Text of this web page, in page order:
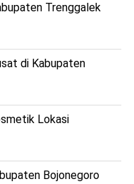
Trenggalek
di Kabupaten
Lokasi
Bojonegoro